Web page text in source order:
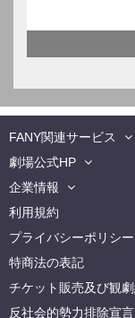
FANY関連サービス
劇場公式HP
企業情報
利用規約
プライバシーポリシー
特商法の表記
チケット販売及び観
反社会的勢力排除宣言